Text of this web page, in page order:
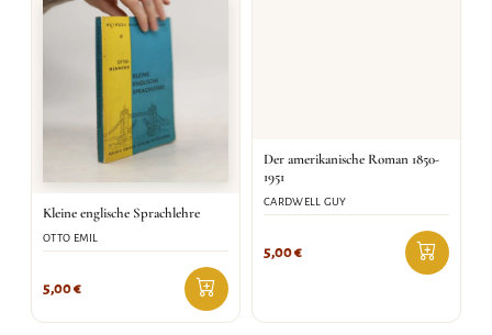
Kleine englische Sprachlehre
OTTO EMIL
5,00€
Der amerikanische Roman 1850-
1951
CARDWELL GUY
5,00€